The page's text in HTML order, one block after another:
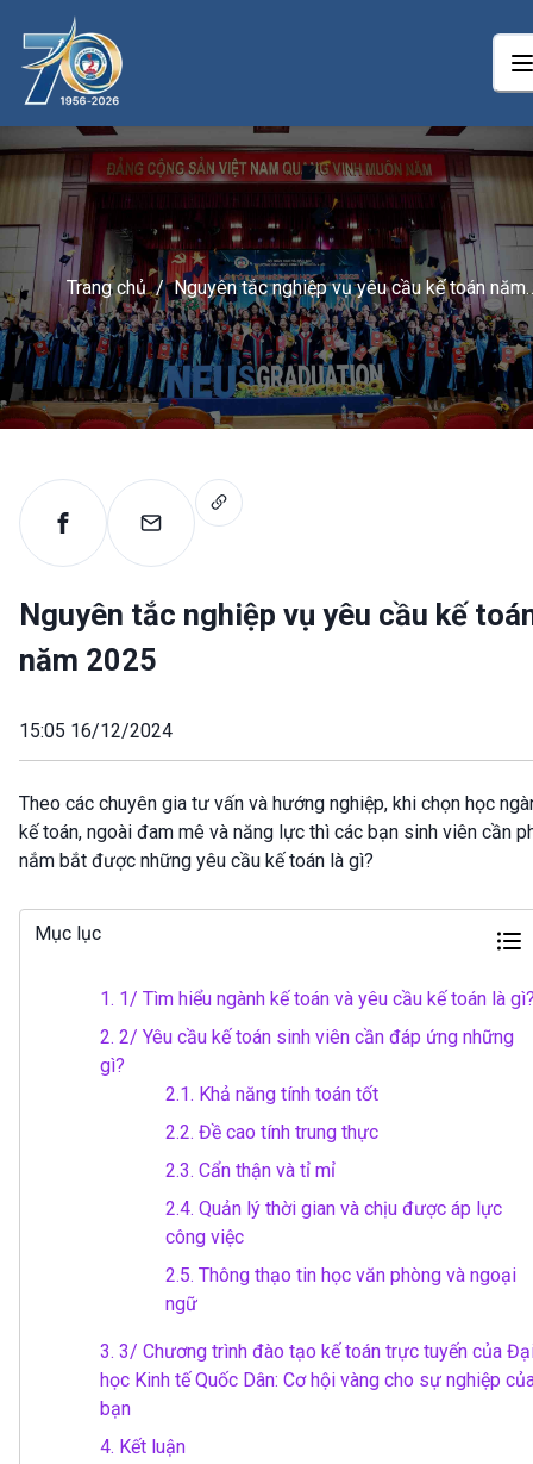
Trang chủ / Nguyên tắc nghiệp vụ yêu cầu kế toán năm
2025
Nguyên tắc nghiệp vụ yêu cầu kế
năm 2025
15:05 16/12/2024
Theo các chuyên gia tư vấn và hướng nghiệp, khi chọn học
kế toán, ngoài đam mê và năng lực thì các bạn sinh viên cần
nắm bắt được những yêu cầu kế toán là gì?
Mục lục
1. 1/ Tìm hiểu ngành kế toán và yêu cầu kế toán là
2. 2/ Yêu cầu kế toán sinh viên cần đáp ứng những
gì?
2.1. Khả năng tính toán tốt
2.2. Đề cao tính trung thực
2.3. Cẩn thận và tỉ mỉ
2.4. Quản lý thời gian và chịu được áp lực
công việc
2.5. Thông thạo tin học văn phòng và ngoại
ngữ
3. 3/ Chương trình đào tạo kế toán trực tuyến của
học Kinh tế Quốc Dân: Cơ hội vàng cho sự nghiệp
bạn
4. Kết luận